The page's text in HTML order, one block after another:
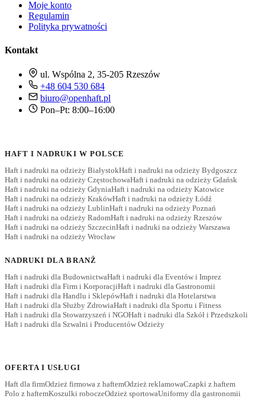
Moje konto
Regulamin
Polityka prywatności
Kontakt
ul. Wspólna 2, 35-205 Rzeszów
+48 604 530 684
biuro@openhaft.pl
Pon–Pt: 8:00–16:00
HAFT I NADRUKI W POLSCE
Haft i nadruki na odzieży BiałystokHaft i nadruki na odzieży Bydgoszcz
Haft i nadruki na odzieży CzęstochowaHaft i nadruki na odzieży Gdańsk
Haft i nadruki na odzieży GdyniaHaft i nadruki na odzieży Katowice
Haft i nadruki na odzieży KrakówHaft i nadruki na odzieży Łódź
Haft i nadruki na odzieży LublinHaft i nadruki na odzieży Poznań
Haft i nadruki na odzieży RadomHaft i nadruki na odzieży Rzeszów
Haft i nadruki na odzieży SzczecinHaft i nadruki na odzieży Warszawa
Haft i nadruki na odzieży Wrocław
NADRUKI DLA BRANŻ
Haft i nadruki dla BudownictwaHaft i nadruki dla Eventów i Imprez
Haft i nadruki dla Firm i KorporacjiHaft i nadruki dla Gastronomii
Haft i nadruki dla Handlu i SklepówHaft i nadruki dla Hotelarstwa
Haft i nadruki dla Służby ZdrowiaHaft i nadruki dla Sportu i Fitness
Haft i nadruki dla Stowarzyszeń i NGOHaft i nadruki dla Szkół i Przedszkoli
Haft i nadruki dla Szwalni i Producentów Odzieży
OFERTA I USŁUGI
Haft dla firmOdzież firmowa z haftemOdzież reklamowaCzapki z haftem
Polo z haftemKoszulki roboczeOdzież sportowaUniformy dla gastronomii